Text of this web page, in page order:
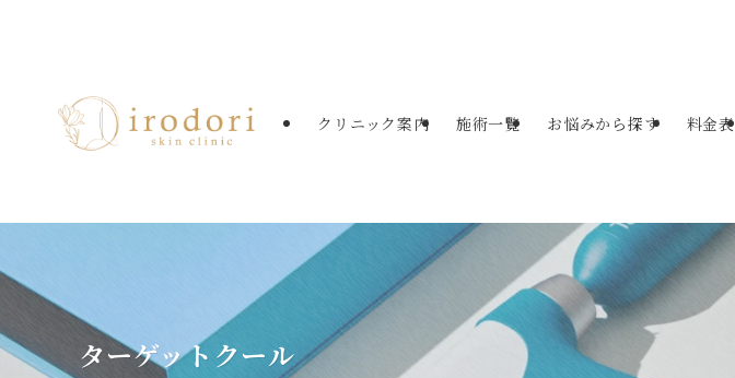
クリニック案内 施術一覧 お悩みから探す 料金表
ターゲットクール